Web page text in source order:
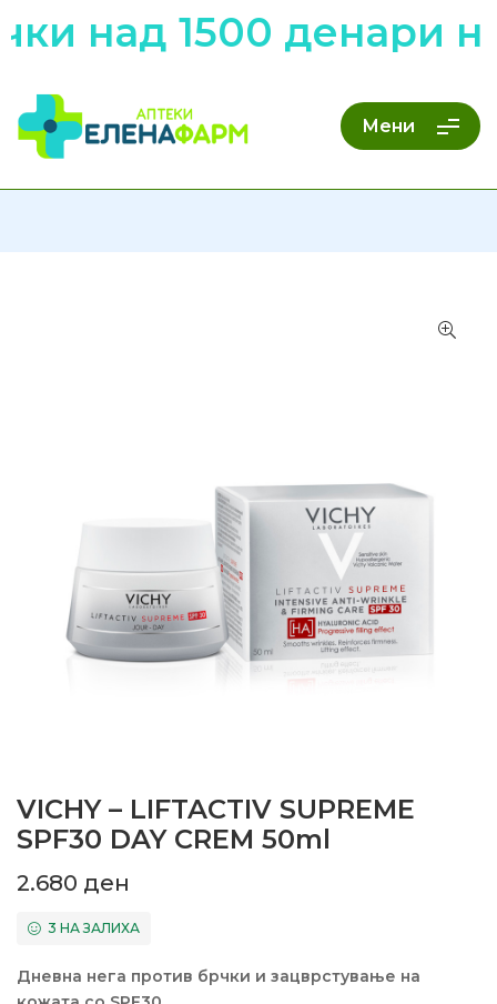
над 1500 денари
Мени
VICHY – LIFTACTIV SUPREME
SPF30 DAY CREM 50ml
2.680 ден
3 НА ЗАЛИХА
Дневна нега против брчки и зацврстување на